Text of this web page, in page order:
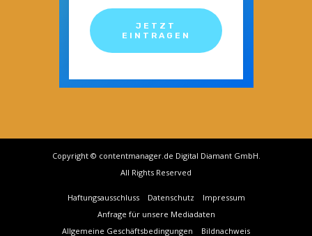
JETZT
EINTRAGEN
Copyright © contentmanager.de Digital Diamant GmbH.
All Rights Reserved
Haftungsausschluss Datenschutz
Impressum
Anfrage für unsere Mediadaten
Allgemeine Geschäftsbedingungen
Bildnachweis